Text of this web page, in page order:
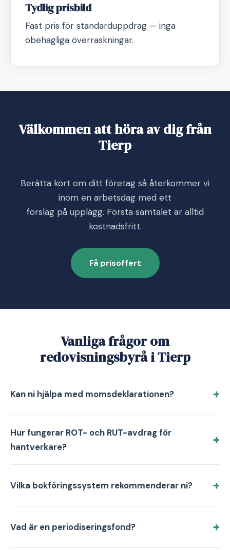
Tydlig prisbild
Fast pris för standarduppdrag — inga
obehagliga överraskningar.
Välkommen att höra av dig från
Tierp
Berätta kort om ditt företag så återkommer vi
inom en arbetsdag med ett
förslag på upplägg. Första samtalet är alltid
kostnadsfritt.
Få prisoffert
Vanliga frågor om
redovisningsbyrå i Tierp
Kan ni hjälpa med momsdeklarationen?
Hur fungerar ROT- och RUT-avdrag för
hantverkare?
Vilka bokföringssystem rekommenderar ni?
Vad är en periodiseringsfond?